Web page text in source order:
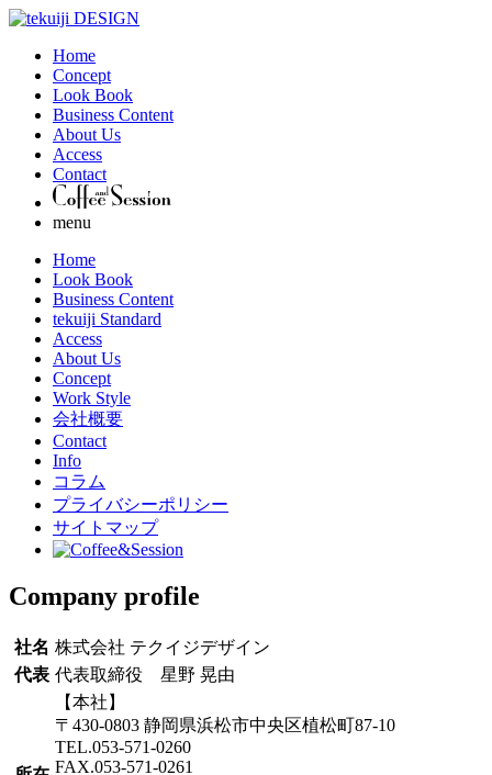
Home
Concept
Look Book
Business Content
About Us
Access
Contact
menu
Home
Look Book
Business Content
tekuiji Standard
Access
About Us
Concept
Work Style
会社概要
Contact
Info
コラム
プライバシーポリシー
サイトマップ
Company profile
社名 株式会社 テクイジデザイン
代表 代表取締役 星野 晃由
【本社】
〒430-0803 静岡県浜松市中央区植松町87-10
TEL.053-571-0260
FAX.053-571-0261